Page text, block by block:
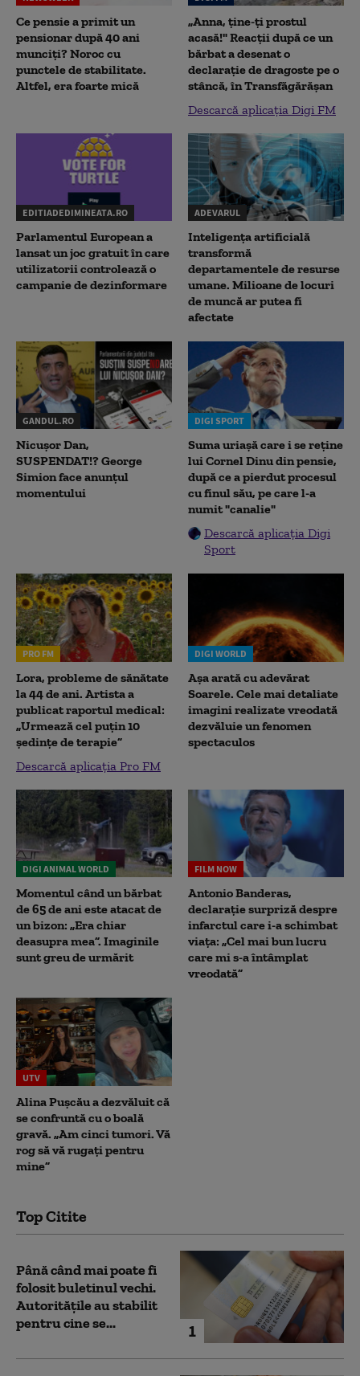
Ce pensie a primit un
pensionar după 40 ani
munciți? Noroc cu
punctele de stabilitate.
Altfel, era foarte mică
„Anna, ţine-ţi prostul
acasă!" Reacţii după ce un
bărbat a desenat o
declaraţie de dragoste pe o
stâncă, în Transfăgărăşan
Descarcă aplicația Digi FM
EDITIADEDIMINEATA.RO
Parlamentul European a
lansat un joc gratuit în care
utilizatorii controlează o
campanie de dezinformare
ADEVARUL
Inteligența artificială
transformă
departamentele de resurse
umane. Milioane de locuri
de muncă ar putea fi
afectate
GANDUL.RO
Nicușor Dan,
SUSPENDAT!? George
Simion face anunțul
momentului
DIGI SPORT
Suma uriașă care i se reține
lui Cornel Dinu din pensie,
după ce a pierdut procesul
cu finul său, pe care l-a
numit "canalie"
Descarcă aplicația Digi
Sport
PRO FM
Lora, probleme de sănătate
la 44 de ani. Artista a
publicat raportul medical:
„Urmează cel puțin 10
ședințe de terapie”
Descarcă aplicația Pro FM
DIGI WORLD
Așa arată cu adevărat
Soarele. Cele mai detaliate
imagini realizate vreodată
dezvăluie un fenomen
spectaculos
DIGI ANIMAL WORLD
Momentul când un bărbat
de 65 de ani este atacat de
un bizon: „Era chiar
deasupra mea”. Imaginile
sunt greu de urmărit
FILM NOW
Antonio Banderas,
declarație surpriză despre
infarctul care i-a schimbat
viața: „Cel mai bun lucru
care mi s-a întâmplat
vreodată”
UTV
Alina Pușcău a dezvăluit că
se confruntă cu o boală
gravă. „Am cinci tumori. Vă
rog să vă rugați pentru
mine”
Top Citite
1
Până când mai poate fi
folosit buletinul vechi.
Autoritățile au stabilit
pentru cine se...